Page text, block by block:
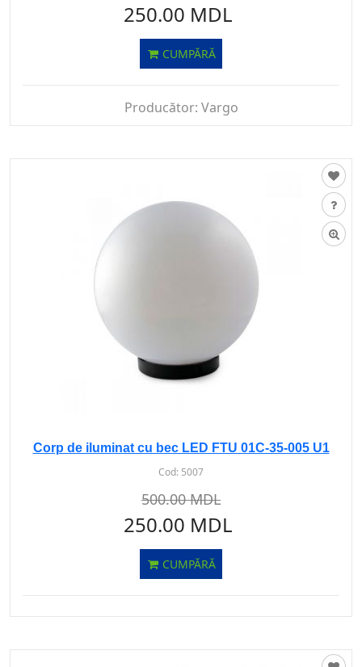
250.00 MDL
CUMPĂRĂ
Producător: Vargo
Corp de iluminat cu bec LED FTU 01C-35-005 U1
Cod: 5007
500.00 MDL
250.00 MDL
CUMPĂRĂ